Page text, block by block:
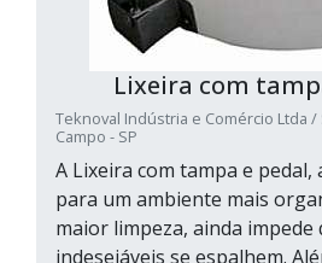
Lixeira com
Teknoval Indústria e Comércio Ltda
Campo - SP
A Lixeira com tampa e
para um ambiente mais
maior limpeza, ainda impede
indesejáveis se espalhem.